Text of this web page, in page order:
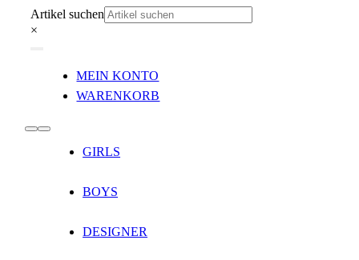
Inhalt
Artikel suchen
×
Navigation
MEIN KONTO
WARENKORB
Toggle
Navigation
GIRLS
BOYS
DESIGNER